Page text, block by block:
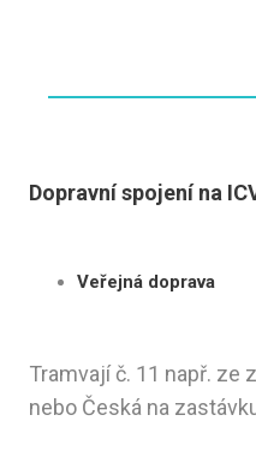
Dopravní spojení na
Veřejná doprava
Tramvají č. 11 např. ze
nebo Česká na